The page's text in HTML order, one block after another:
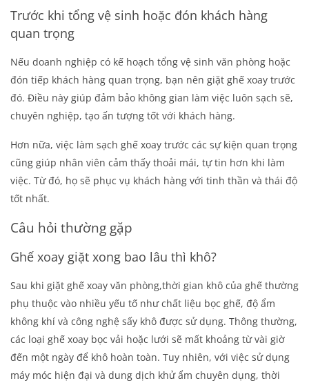
Trước khi tổng vệ sinh hoặc đón khách hàng
quan trọng
Nếu doanh nghiệp có kế hoạch tổng vệ sinh văn phòng hoặc
đón tiếp khách hàng quan trọng, bạn nên giặt ghế xoay trước
đó. Điều này giúp đảm bảo không gian làm việc luôn sạch sẽ,
chuyên nghiệp, tạo ấn tượng tốt với khách hàng.
Hơn nữa, việc làm sạch ghế xoay trước các sự kiện quan trọng
cũng giúp nhân viên cảm thấy thoải mái, tự tin hơn khi làm
việc. Từ đó, họ sẽ phục vụ khách hàng với tinh thần và thái độ
tốt nhất.
Câu hỏi thường gặp
Ghế xoay giặt xong bao lâu thì khô?
Sau khi giặt ghế xoay văn phòng,thời gian khô của ghế thường
phụ thuộc vào nhiều yếu tố như chất liệu bọc ghế, độ ẩm
không khí và công nghệ sấy khô được sử dụng. Thông thường,
các loại ghế xoay bọc vải hoặc lưới sẽ mất khoảng từ vài giờ
đến một ngày để khô hoàn toàn. Tuy nhiên, với việc sử dụng
máy móc hiện đại và dung dịch khử ẩm chuyên dụng, thời